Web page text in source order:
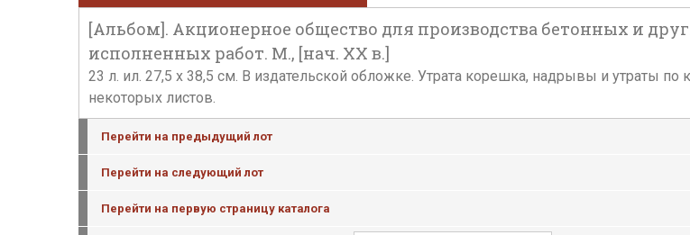
[Альбом]. Акционерное общество для производства бетонных и
исполненных работ. М., [нач. ХХ в.]
23 л. ил. 27,5 х 38,5 см. В издательской обложке. Утрата корешка, надрывы и утраты
некоторых листов.
Перейти на предыдущий лот
Перейти на следующий лот
Перейти на первую страницу каталога